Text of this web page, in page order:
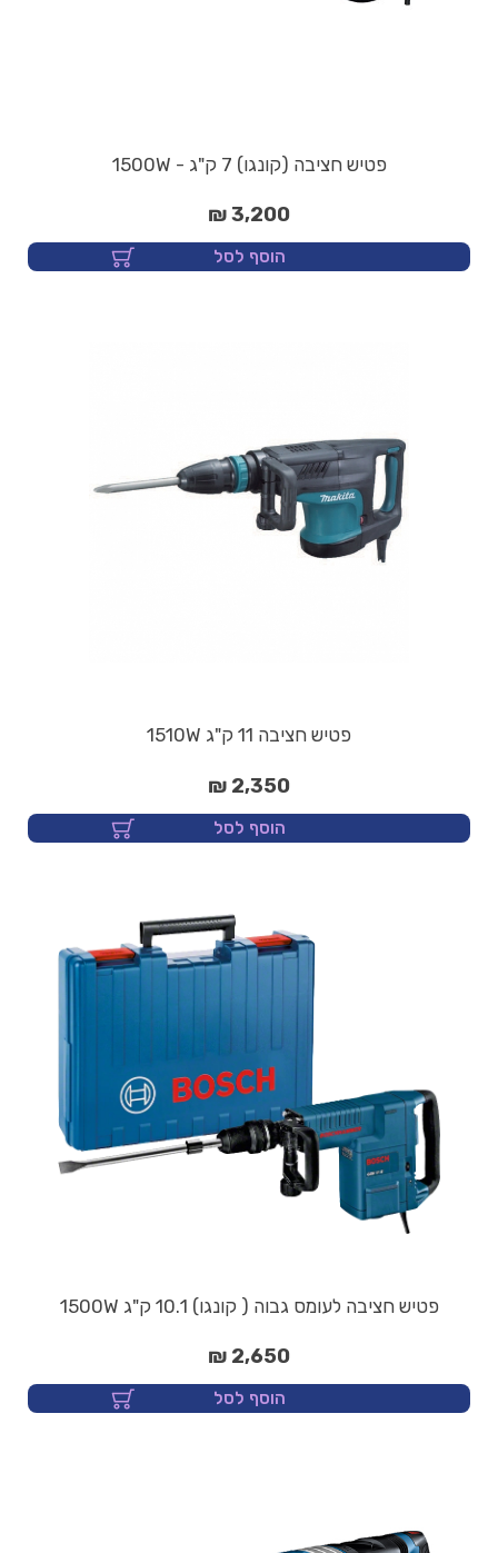
פטיש חציבה (קונגו) 7 ק"ג - 1500W
3,200 ₪
הוסף לסל
פטיש חציבה 11 ק"ג 1510W
2,350 ₪
הוסף לסל
פטיש חציבה לעומס גבוה ( קונגו) 10.1 ק"ג 1500W
2,650 ₪
הוסף לסל